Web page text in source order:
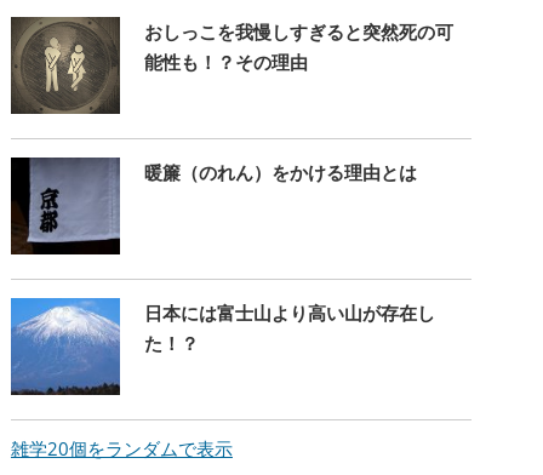
おしっこを我慢しすぎると突然死の可
能性も！？その理由
暖簾（のれん）をかける理由とは
日本には富士山より高い山が存在し
た！？
雑学20個をランダムで表示